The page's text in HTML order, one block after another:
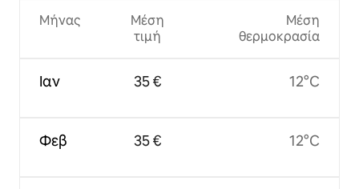
Μήνας
Ιαν
Φεβ
Μέση
τιμή
35 €
35 €
Μέση
θερμοκρασία
12°C
12°C